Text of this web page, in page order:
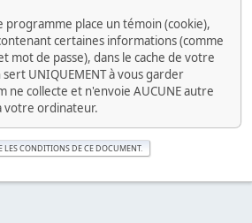
programme place un témoin (cookie),
certaines informations (comme
mot de passe), dans le cache de votre
UNIQUEMENT à vous garder
ne collecte et n'envoie AUCUNE autre
ordinateur.